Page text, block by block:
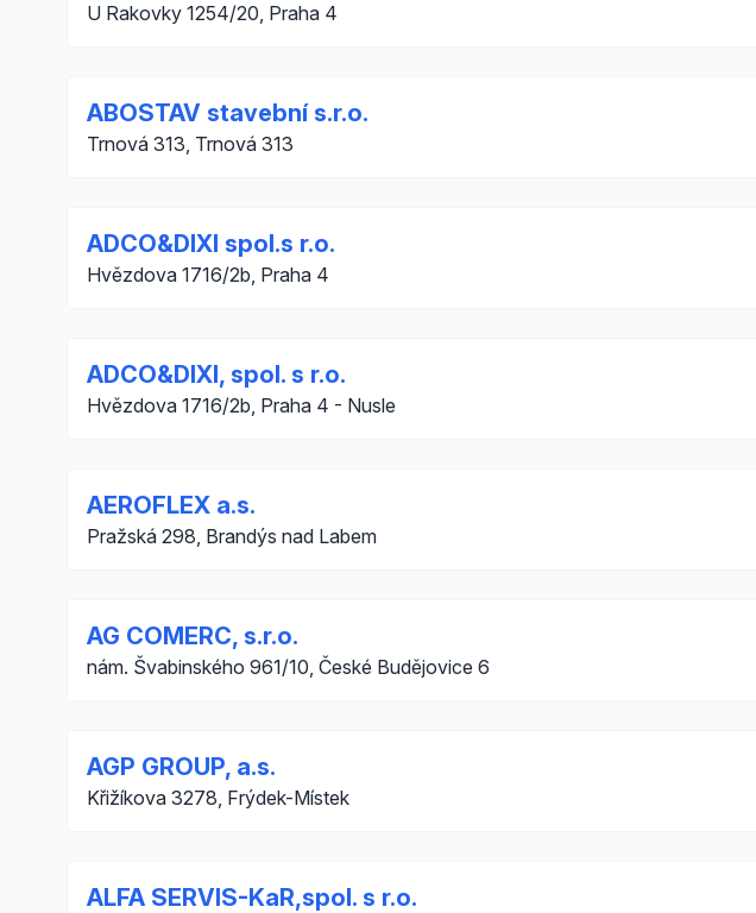
U Rakovky 1254/20, Praha 4
ABOSTAV stavební s.r.o.
Trnová 313, Trnová 313
ADCO&DIXI spol.s r.o.
Hvězdova 1716/2b, Praha 4
ADCO&DIXI, spol. s r.o.
Hvězdova 1716/2b, Praha 4 - Nusle
AEROFLEX a.s.
Pražská 298, Brandýs nad Labem
AG COMERC, s.r.o.
nám. Švabinského 961/10, České Budějovice 6
AGP GROUP, a.s.
Křižíkova 3278, Frýdek-Místek
ALFA SERVIS-KaR,spol. s r.o.